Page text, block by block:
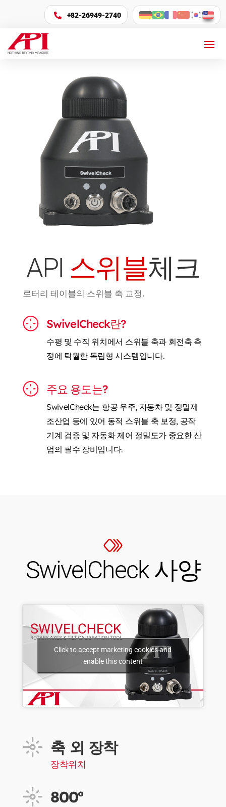
 +82-26949-2740
API 스위블체크
로터리 테이블의 스위블 축 교정.
SwivelCheck란?
수평 및 수직 위치에서 스위블 축과 회전축 측
정에 탁월한 독립형 시스템입니다.
주요 용도는?
SwivelCheck는 항공 우주, 자동차 및 정밀제
조산업 등에 있어 동적 스위블 축 보정, 공작
기계 검증 및 자동화 제어 정밀도가 중요한 산
업의 필수 장비입니다.
SwivelCheck 사양
Click to accept marketing cookies and
enable this content
축 외 장착
장착위치
800º